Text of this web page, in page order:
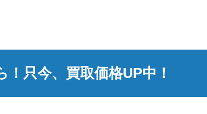
只今、買取価格UP中！